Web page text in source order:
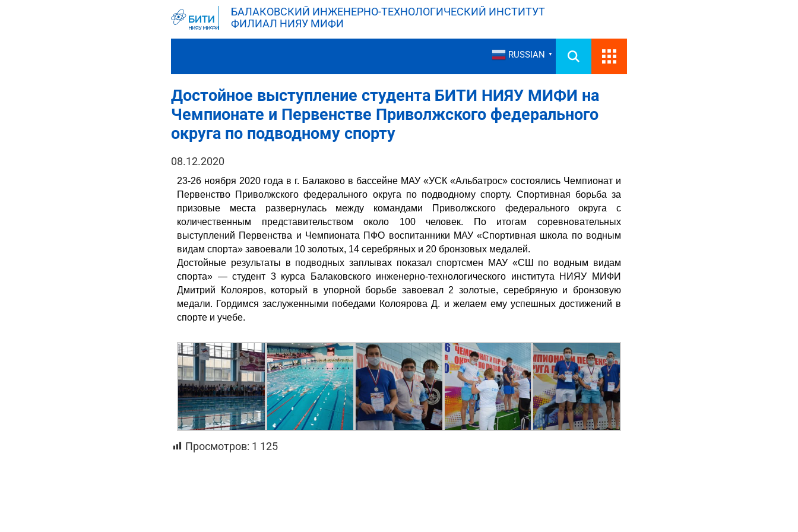
БАЛАКОВСКИЙ ИНЖЕНЕРНО-ТЕХНОЛОГИЧЕСКИЙ ИНСТИТУТ
ФИЛИАЛ НИЯУ МИФИ
RUSSIAN ▼
Достойное выступление студента БИТИ НИЯУ МИФИ на
Чемпионате и Первенстве Приволжского федерального
округа по подводному спорту
08.12.2020
23-26 ноября 2020 года в г. Балаково в бассейне МАУ «УСК «Альбатрос» состоялись Чемпионат и
Первенство Приволжского федерального округа по подводному спорту. Спортивная борьба за
призовые места развернулась между командами Приволжского федерального округа с
количественным представительством около 100 человек. По итогам соревновательных
выступлений Первенства и Чемпионата ПФО воспитанники МАУ «Спортивная школа по водным
видам спорта» завоевали 10 золотых, 14 серебряных и 20 бронзовых медалей.
Достойные результаты в подводных заплывах показал спортсмен МАУ «СШ по водным видам
спорта» — студент 3 курса Балаковского инженерно-технологического института НИЯУ МИФИ
Дмитрий Колояров, который в упорной борьбе завоевал 2 золотые, серебряную и бронзовую
медали. Гордимся заслуженными победами Колоярова Д. и желаем ему успешных достижений в
спорте и учебе.
Просмотров: 1 125